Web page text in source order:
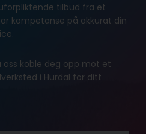
tilbud fra et
kompetanse på akkurat din
oss koble deg opp mot et
i Hurdal for ditt